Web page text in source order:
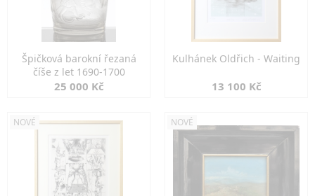
Špičková barokní řezaná
číše z let 1690-1700
25 000 Kč
Kulhánek Oldřich - Waiting
13 100 Kč
NOVÉ NOVÉ